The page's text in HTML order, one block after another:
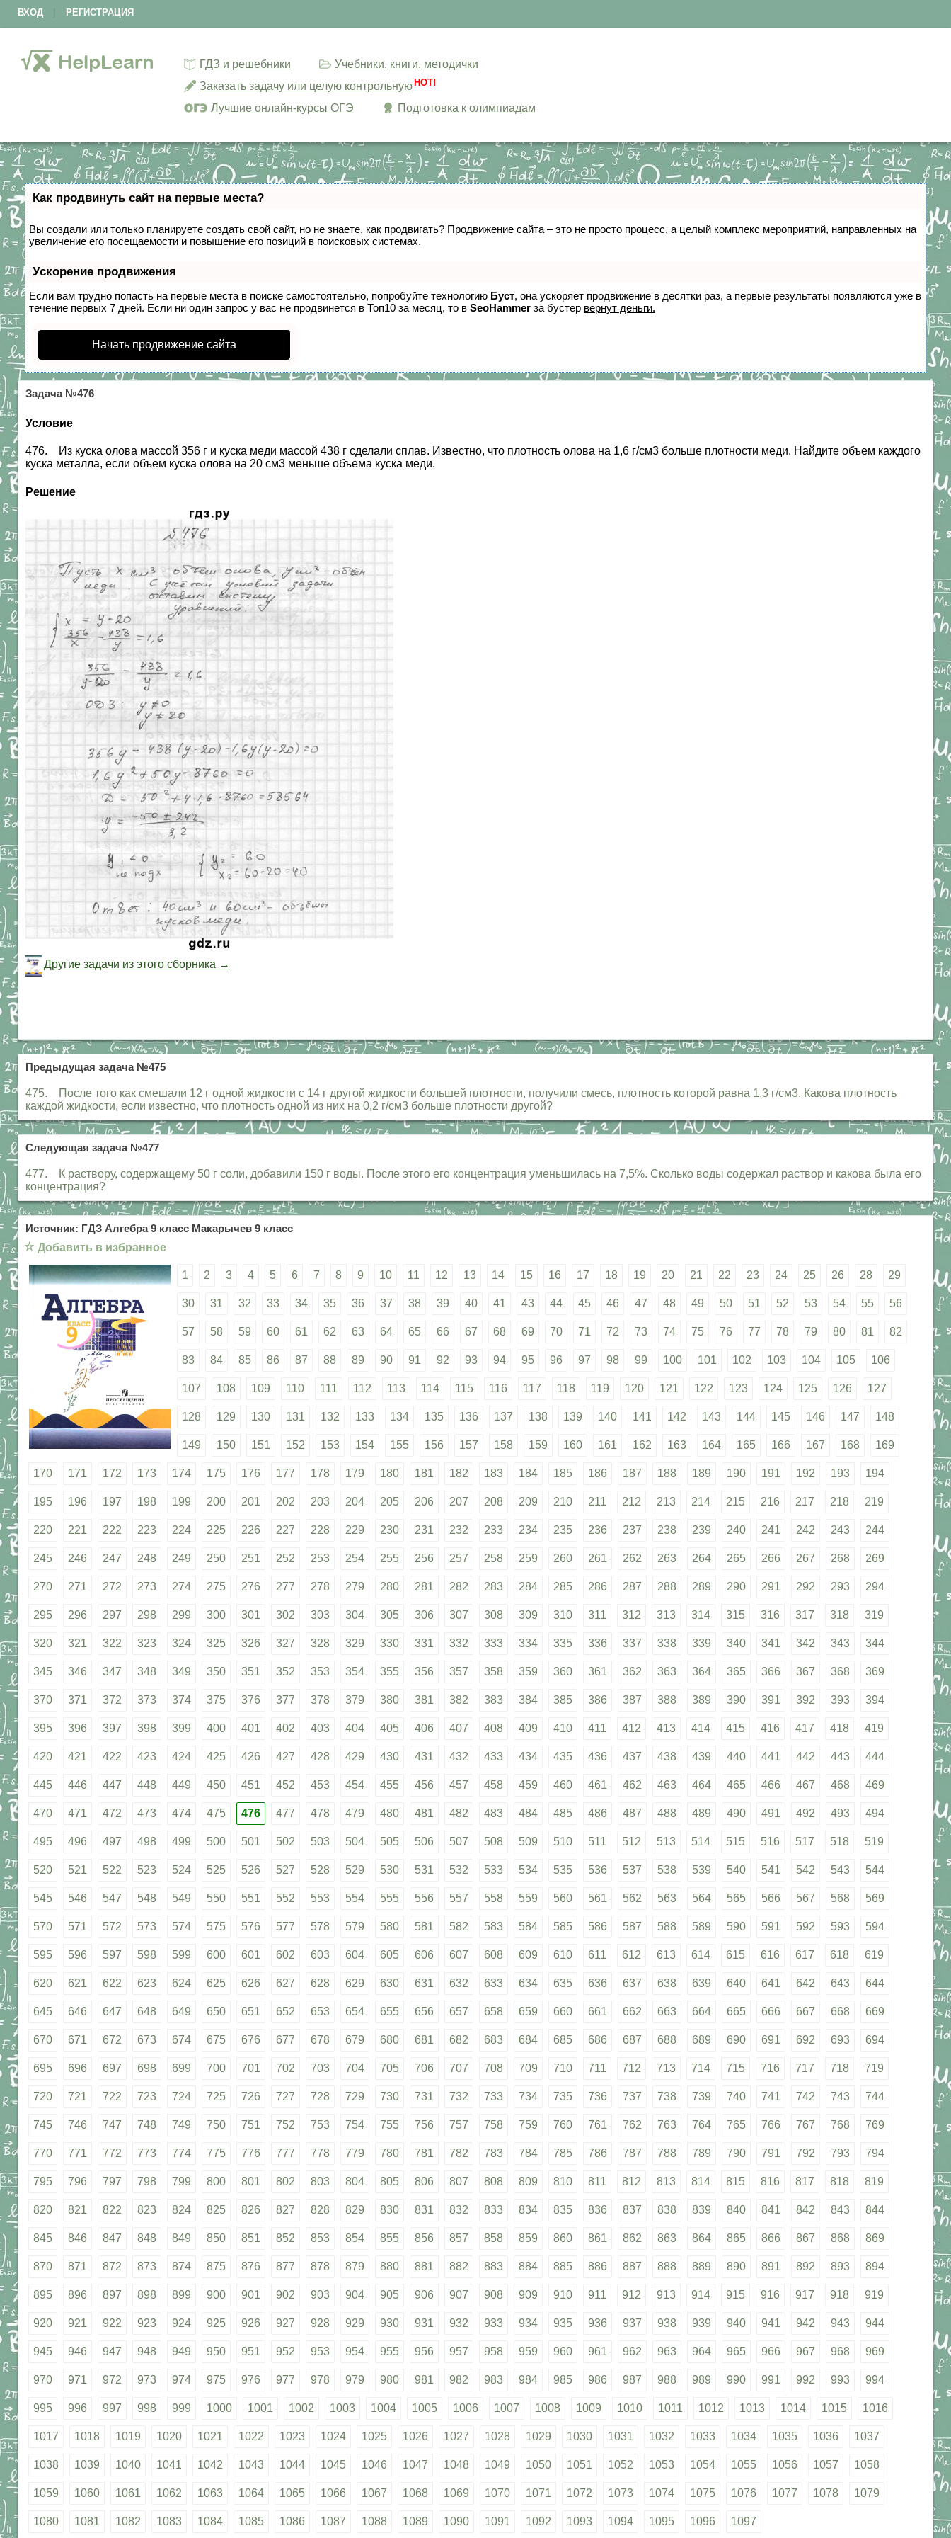
ВХОД РЕГИСТРАЦИЯ
ГДЗ и решебники
Учебники, книги, методички
Заказать задачу или целую контрольную HOT!
Лучшие онлайн-курсы ОГЭ Подготовка к олимпиадам
Как продвинуть сайт на первые места?
Вы создали или только планируете создать свой сайт, но не знаете, как продвигать? Продвижение сайта – это не просто процесс, а целый комплекс мероприятий, направленных на
увеличение его посещаемости и повышение его позиций в поисковых системах.
Ускорение продвижения
Если вам трудно попасть на первые места в поиске самостоятельно, попробуйте технологию Буст, она ускоряет продвижение в десятки раз, а первые результаты появляются уже в
течение первых 7 дней. Если ни один запрос у вас не продвинется в Топ10 за месяц, то в SeoHammer за бустер вернут деньги.
Начать продвижение сайта
Задача №476
Условие
476. Из куска олова массой 356 г и куска меди массой 438 г сделали сплав. Известно, что плотность олова на 1,6 г/см3 больше плотности меди. Найдите объем каждого
куска металла, если объем куска олова на 20 см3 меньше объема куска меди.
Решение
Другие задачи из этого сборника →
Предыдущая задача №475
475. После того как смешали 12 г одной жидкости с 14 г другой жидкости большей плотности, получили смесь, плотность которой равна 1,3 г/см3. Какова плотность
каждой жидкости, если известно, что плотность одной из них на 0,2 г/см3 больше плотности другой?
Следующая задача №477
477. К раствору, содержащему 50 г соли, добавили 150 г воды. После этого его концентрация уменьшилась на 7,5%. Сколько воды содержал раствор и какова была его
концентрация?
Источник: ГДЗ Алгебра 9 класс Макарычев 9 класс
☆ Добавить в избранное
1 2 3 4 5 6 7 8 9 10 11 12 13 14 15 16 17 18 19 20 21 22 23 24 25 26 28 29
30 31 32 33 34 35 36 37 38 39 40 41 43 44 45 46 47 48 49 50 51 52 53 54 55 56
57 58 59 60 61 62 63 64 65 66 67 68 69 70 71 72 73 74 75 76 77 78 79 80 81 82
83 84 85 86 87 88 89 90 91 92 93 94 95 96 97 98 99 100 101 102 103 104 105 106
107 108 109 110 111 112 113 114 115 116 117 118 119 120 121 122 123 124 125 126 127
128 129 130 131 132 133 134 135 136 137 138 139 140 141 142 143 144 145 146 147 148
149 150 151 152 153 154 155 156 157 158 159 160 161 162 163 164 165 166 167 168 169
170 171 172 173 174 175 176 177 178 179 180 181 182 183 184 185 186 187 188 189 190 191 192 193 194
195 196 197 198 199 200 201 202 203 204 205 206 207 208 209 210 211 212 213 214 215 216 217 218 219
220 221 222 223 224 225 226 227 228 229 230 231 232 233 234 235 236 237 238 239 240 241 242 243 244
245 246 247 248 249 250 251 252 253 254 255 256 257 258 259 260 261 262 263 264 265 266 267 268 269
270 271 272 273 274 275 276 277 278 279 280 281 282 283 284 285 286 287 288 289 290 291 292 293 294
295 296 297 298 299 300 301 302 303 304 305 306 307 308 309 310 311 312 313 314 315 316 317 318 319
320 321 322 323 324 325 326 327 328 329 330 331 332 333 334 335 336 337 338 339 340 341 342 343 344
345 346 347 348 349 350 351 352 353 354 355 356 357 358 359 360 361 362 363 364 365 366 367 368 369
370 371 372 373 374 375 376 377 378 379 380 381 382 383 384 385 386 387 388 389 390 391 392 393 394
395 396 397 398 399 400 401 402 403 404 405 406 407 408 409 410 411 412 413 414 415 416 417 418 419
420 421 422 423 424 425 426 427 428 429 430 431 432 433 434 435 436 437 438 439 440 441 442 443 444
445 446 447 448 449 450 451 452 453 454 455 456 457 458 459 460 461 462 463 464 465 466 467 468 469
470 471 472 473 474 475 476 477 478 479 480 481 482 483 484 485 486 487 488 489 490 491 492 493 494
495 496 497 498 499 500 501 502 503 504 505 506 507 508 509 510 511 512 513 514 515 516 517 518 519
520 521 522 523 524 525 526 527 528 529 530 531 532 533 534 535 536 537 538 539 540 541 542 543 544
545 546 547 548 549 550 551 552 553 554 555 556 557 558 559 560 561 562 563 564 565 566 567 568 569
570 571 572 573 574 575 576 577 578 579 580 581 582 583 584 585 586 587 588 589 590 591 592 593 594
595 596 597 598 599 600 601 602 603 604 605 606 607 608 609 610 611 612 613 614 615 616 617 618 619
620 621 622 623 624 625 626 627 628 629 630 631 632 633 634 635 636 637 638 639 640 641 642 643 644
645 646 647 648 649 650 651 652 653 654 655 656 657 658 659 660 661 662 663 664 665 666 667 668 669
670 671 672 673 674 675 676 677 678 679 680 681 682 683 684 685 686 687 688 689 690 691 692 693 694
695 696 697 698 699 700 701 702 703 704 705 706 707 708 709 710 711 712 713 714 715 716 717 718 719
720 721 722 723 724 725 726 727 728 729 730 731 732 733 734 735 736 737 738 739 740 741 742 743 744
745 746 747 748 749 750 751 752 753 754 755 756 757 758 759 760 761 762 763 764 765 766 767 768 769
770 771 772 773 774 775 776 777 778 779 780 781 782 783 784 785 786 787 788 789 790 791 792 793 794
795 796 797 798 799 800 801 802 803 804 805 806 807 808 809 810 811 812 813 814 815 816 817 818 819
820 821 822 823 824 825 826 827 828 829 830 831 832 833 834 835 836 837 838 839 840 841 842 843 844
845 846 847 848 849 850 851 852 853 854 855 856 857 858 859 860 861 862 863 864 865 866 867 868 869
870 871 872 873 874 875 876 877 878 879 880 881 882 883 884 885 886 887 888 889 890 891 892 893 894
895 896 897 898 899 900 901 902 903 904 905 906 907 908 909 910 911 912 913 914 915 916 917 918 919
920 921 922 923 924 925 926 927 928 929 930 931 932 933 934 935 936 937 938 939 940 941 942 943 944
945 946 947 948 949 950 951 952 953 954 955 956 957 958 959 960 961 962 963 964 965 966 967 968 969
970 971 972 973 974 975 976 977 978 979 980 981 982 983 984 985 986 987 988 989 990 991 992 993 994
995 996 997 998 999 1000 1001 1002 1003 1004 1005 1006 1007 1008 1009 1010 1011 1012 1013 1014 1015 1016
1017 1018 1019 1020 1021 1022 1023 1024 1025 1026 1027 1028 1029 1030 1031 1032 1033 1034 1035 1036 1037
1038 1039 1040 1041 1042 1043 1044 1045 1046 1047 1048 1049 1050 1051 1052 1053 1054 1055 1056 1057 1058
1059 1060 1061 1062 1063 1064 1065 1066 1067 1068 1069 1070 1071 1072 1073 1074 1075 1076 1077 1078 1079
1080 1081 1082 1083 1084 1085 1086 1087 1088 1089 1090 1091 1092 1093 1094 1095 1096 1097